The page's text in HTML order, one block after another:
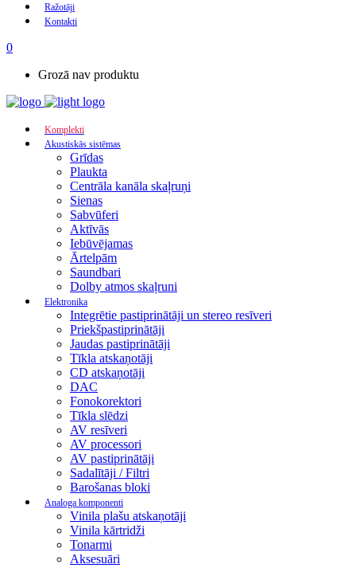
Ražotāji
Kontakti
0
Grozā nav produktu
Komplekti
Akustiskās sistēmas
Grīdas
Plaukta
Centrāla kanāla skaļruņi
Sienas
Sabvūferi
Aktīvās
Iebūvējamas
Ārtelpām
Saundbari
Dolby atmos skaļruni
Elektronika
Integrētie pastiprinātāji un stereo resīveri
Priekšpastiprinātāji
Jaudas pastiprinātāji
Tīkla atskaņotāji
CD atskaņotāji
DAC
Fonokorektori
Tīkla slēdzi
AV resīveri
AV processori
AV pastiprinātāji
Sadalītāji / Filtri
Barošanas bloki
Analoga komponenti
Vinila plašu atskaņotāji
Vinila kārtridži
Tonarmi
Aksesuāri